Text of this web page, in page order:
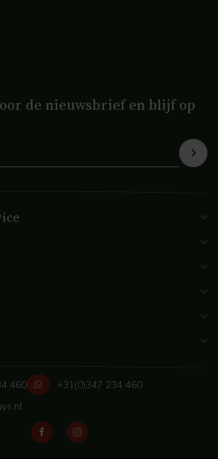
de nieuwsbrief en blijf op
460
+31(0)347 234 460